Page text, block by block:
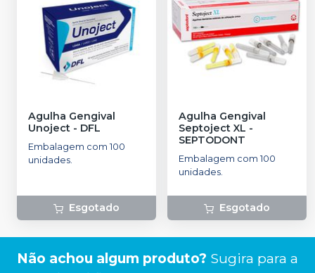
Agulha Gengival
Unoject - DFL
Embalagem com 100
unidades.
Esgotado
Agulha Gengival
Septoject XL -
SEPTODONT
Embalagem com 100
unidades.
Esgotado
Não achou algum produto? Sugira para a